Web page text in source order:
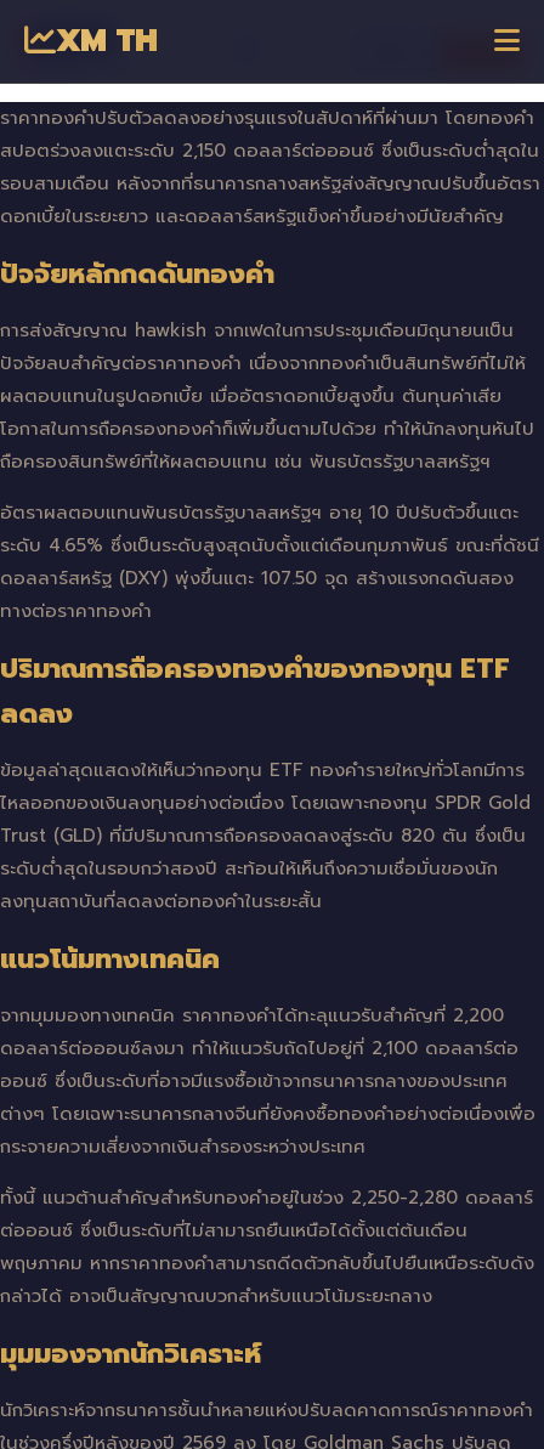
XM TH เริ่มเทรด
ราคาทองคำปรับตัวลดลงอย่างรุนแรงในสัปดาห์ที่ผ่านมา โดยทองคำ
สปอตร่วงลงแตะระดับ 2,150 ดอลลาร์ต่อออนซ์ ซึ่งเป็นระดับต่ำสุดใน
รอบสามเดือน หลังจากที่ธนาคารกลางสหรัฐส่งสัญญาณปรับขึ้นอัตรา
ดอกเบี้ยในระยะยาว และดอลลาร์สหรัฐแข็งค่าขึ้นอย่างมีนัยสำคัญ
ปัจจัยหลักกดดันทองคำ
การส่งสัญญาณ hawkish จากเฟดในการประชุมเดือนมิถุนายนเป็น
ปัจจัยลบสำคัญต่อราคาทองคำ เนื่องจากทองคำเป็นสินทรัพย์ที่ไม่ให้
ผลตอบแทนในรูปดอกเบี้ย เมื่ออัตราดอกเบี้ยสูงขึ้น ต้นทุนค่าเสีย
โอกาสในการถือครองทองคำก็เพิ่มขึ้นตามไปด้วย ทำให้นักลงทุนหันไป
ถือครองสินทรัพย์ที่ให้ผลตอบแทน เช่น พันธบัตรรัฐบาลสหรัฐฯ
อัตราผลตอบแทนพันธบัตรรัฐบาลสหรัฐฯ อายุ 10 ปีปรับตัวขึ้นแตะ
ระดับ 4.65% ซึ่งเป็นระดับสูงสุดนับตั้งแต่เดือนกุมภาพันธ์ ขณะที่ดัชนี
ดอลลาร์สหรัฐ (DXY) พุ่งขึ้นแตะ 107.50 จุด สร้างแรงกดดันสอง
ทางต่อราคาทองคำ
ปริมาณการถือครองทองคำของกองทุน ETF
ลดลง
ข้อมูลล่าสุดแสดงให้เห็นว่ากองทุน ETF ทองคำรายใหญ่ทั่วโลกมีการ
ไหลออกของเงินลงทุนอย่างต่อเนื่อง โดยเฉพาะกองทุน SPDR Gold
Trust (GLD) ที่มีปริมาณการถือครองลดลงสู่ระดับ 820 ตัน ซึ่งเป็น
ระดับต่ำสุดในรอบกว่าสองปี สะท้อนให้เห็นถึงความเชื่อมั่นของนัก
ลงทุนสถาบันที่ลดลงต่อทองคำในระยะสั้น
แนวโน้มทางเทคนิค
จากมุมมองทางเทคนิค ราคาทองคำได้ทะลุแนวรับสำคัญที่ 2,200
ดอลลาร์ต่อออนซ์ลงมา ทำให้แนวรับถัดไปอยู่ที่ 2,100 ดอลลาร์ต่อ
ออนซ์ ซึ่งเป็นระดับที่อาจมีแรงซื้อเข้าจากธนาคารกลางของประเทศ
ต่างๆ โดยเฉพาะธนาคารกลางจีนที่ยังคงซื้อทองคำอย่างต่อเนื่องเพื่อ
กระจายความเสี่ยงจากเงินสำรองระหว่างประเทศ
ทั้งนี้ แนวต้านสำคัญสำหรับทองคำอยู่ในช่วง 2,250-2,280 ดอลลาร์
ต่อออนซ์ ซึ่งเป็นระดับที่ไม่สามารถยืนเหนือได้ตั้งแต่ต้นเดือน
พฤษภาคม หากราคาทองคำสามารถดีดตัวกลับขึ้นไปยืนเหนือระดับดัง
กล่าวได้ อาจเป็นสัญญาณบวกสำหรับแนวโน้มระยะกลาง
มุมมองจากนักวิเคราะห์
นักวิเคราะห์จากธนาคารชั้นนำหลายแห่งปรับลดคาดการณ์ราคาทองคำ
ในช่วงครึ่งปีหลังของปี 2569 ลง โดย Goldman Sachs ปรับลด